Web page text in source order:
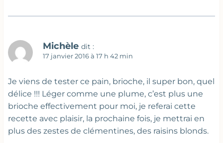
Michèle dit :
17 janvier 2016 à 17 h 42 min
Je viens de tester ce pain, brioche, il super bon, quel
délice !!! Léger comme une plume, c’est plus une
brioche effectivement pour moi, je referai cette
recette avec plaisir, la prochaine fois, je mettrai en
plus des zestes de clémentines, des raisins blonds.